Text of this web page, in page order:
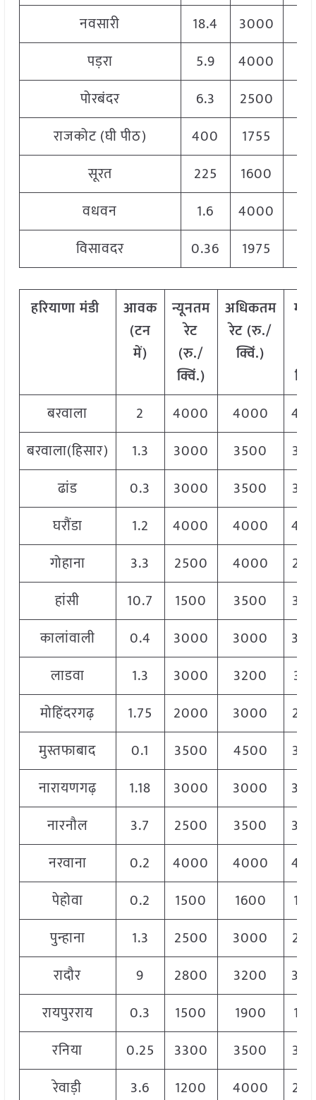
नवसारी 18.4 3000
पड़रा
5.9 4000
पोरबंदर
6.3 2500
राजकोट (घी पीठ)
400 1755
सूरत
225 1600
वधवन
1.6 4000
विसावदर
0.36 1975
हरियाणा मंडी
आवक
(टन
में)
न्यूनतम
रेट
(रु./
क्विं.)
अधिकतम
रेट (रु./
क्विं.)
बरवाला
2 4000 4000
बरवाला(हिसार)
1.3 3000 3500
ढांड
0.3 3000 3500
घरौंडा
1.2 4000 4000
गोहाना
3.3 2500 4000
हांसी
10.7 1500 3500
कालांवाली
0.4 3000 3000
लाडवा
1.3 3000 3200
मोहिंदरगढ़
1.75 2000 3000
मुस्तफाबाद
0.1 3500 4500
नारायणगढ़
1.18 3000 3000
नारनौल
3.7 2500 3500
नरवाना
0.2 4000 4000
पेहोवा
0.2 1500 1600
पुन्हाना
1.3 2500 3000
रादौर
9 2800 3200
रायपुरराय
0.3 1500 1900
रनिया
0.25 3300 3500
रेवाड़ी
3.6 1200 4000